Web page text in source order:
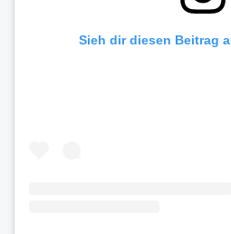
Sieh dir diesen Beitrag